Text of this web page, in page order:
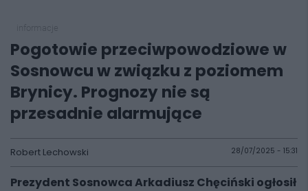
Pogotowie przeciwpowodziowe w
Sosnowcu w związku z poziomem
Brynicy. Prognozy nie są
przesadnie alarmujące
Robert Lechowski 28/07/2025 - 15:31
Prezydent Sosnowca Arkadiusz Chęciński ogłosił